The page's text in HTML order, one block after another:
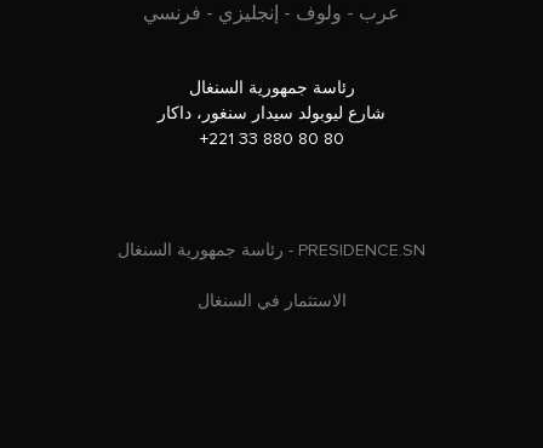
فرنسي - إنجليزي - ولوف - عرب
رئاسة جمهورية السنغال
شارع ليوبولد سيدار سنغور، داكار
+221 33 880 80 80
رئاسة جمهورية السنغال - PRESIDENCE.SN
الاستثمار في السنغال